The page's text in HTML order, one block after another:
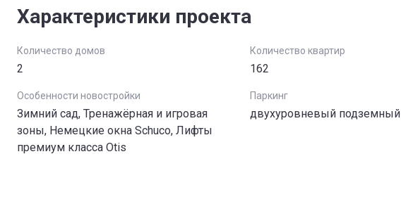
Характеристики проекта
Количество домов
2
Количество квартир
162
Особенности новостройки
Зимний сад, Тренажёрная и игровая
зоны, Немецкие окна Schuco, Лифты
премиум класса Otis
Паркинг
двухуровневый подземный